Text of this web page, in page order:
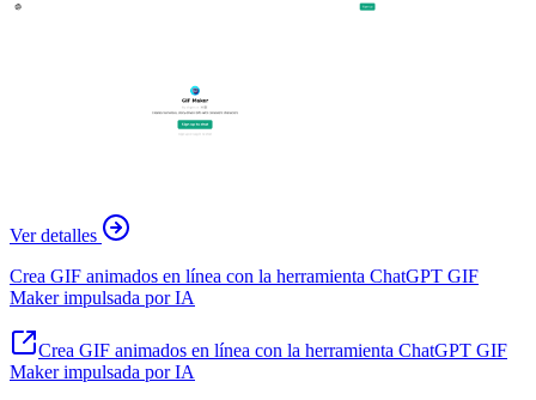
Ver detalles
Crea GIF animados en línea con la herramienta ChatGPT GIF
Maker impulsada por IA
Crea GIF animados en línea con la herramienta ChatGPT GIF
Maker impulsada por IA